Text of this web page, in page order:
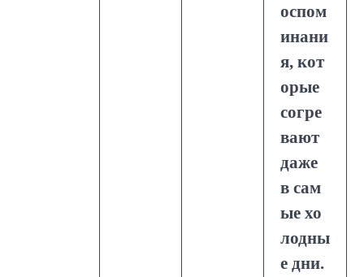
оспом
инани
я, кот
орые
согре
вают
даже
в сам
ые хо
лодны
е дни.